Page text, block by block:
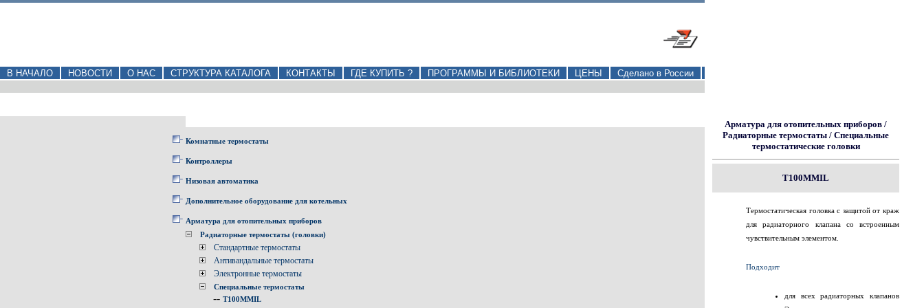
В НАЧАЛО НОВОСТИ О НАС СТРУКТУРА КАТАЛОГА КОНТАКТЫ ГДЕ КУПИТЬ ? ПРОГРАММЫ И БИБЛИОТЕКИ ЦЕНЫ Сделано в России
Комнатные термостаты
Контроллеры
Низовая автоматика
Дополнительное оборудование для котельных
Арматура для отопительных приборов
Радиаторные термостаты (головки)
Стандартные термостаты
Антивандальные термостаты
Электронные термостаты
Специальные термостаты
-- T100MMIL
Арматура для отопительных приборов /
Радиаторные термостаты / Специальные
термостатические головки
T100MMIL
Термостатическая головка с защитой от краж
для радиаторного клапана со встроенным
чувствительным элементом.
Подходит
для всех радиаторных клапанов